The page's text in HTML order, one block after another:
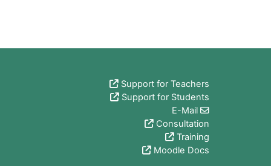
Support for Teachers
Support for Students
E-Mail
Consultation
Training
Moodle Docs